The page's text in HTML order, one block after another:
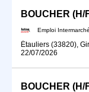
BOUCHER (H/
Emploi Intermarché
Étauliers (33820),
22/07/2026
BOUCHER (H/